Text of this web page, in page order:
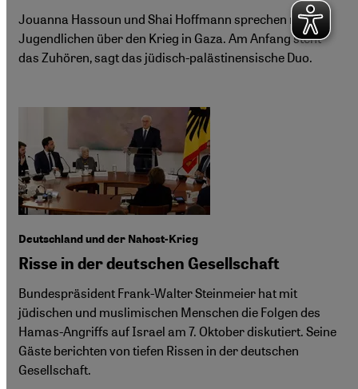
Jouanna Hassoun und Shai Hoffmann sprechen mit
Jugendlichen über den Krieg in Gaza. Am Anfang steht
das Zuhören, sagt das jüdisch-palästinensische Duo.
Deutschland und der Nahost-Krieg
Risse in der deutschen Gesellschaft
Bundespräsident Frank-Walter Steinmeier hat mit
jüdischen und muslimischen Menschen die Folgen des
Hamas-Angriffs auf Israel am 7. Oktober diskutiert. Seine
Gäste berichten von tiefen Rissen in der deutschen
Gesellschaft.